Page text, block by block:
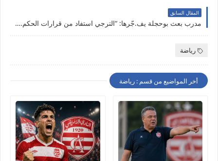
المقال السابق
مدرب بعث بوحجلة يف.جّرها: “الترجي استفاد من قرارات الحكم.. وما صار فضييحة!”
رياضة
أخر المواضيع من قسم : رياضة